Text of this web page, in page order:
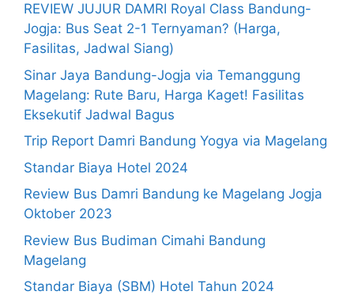
REVIEW JUJUR DAMRI Royal Class Bandung-
Jogja: Bus Seat 2-1 Ternyaman? (Harga,
Fasilitas, Jadwal Siang)
Sinar Jaya Bandung-Jogja via Temanggung
Magelang: Rute Baru, Harga Kaget! Fasilitas
Eksekutif Jadwal Bagus
Trip Report Damri Bandung Yogya via Magelang
Standar Biaya Hotel 2024
Review Bus Damri Bandung ke Magelang Jogja
Oktober 2023
Review Bus Budiman Cimahi Bandung
Magelang
Standar Biaya (SBM) Hotel Tahun 2024